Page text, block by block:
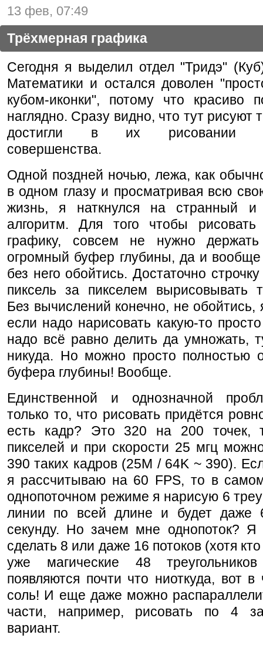
13 фев, 07:49
Трёхмерная графика
Сегодня я выделил отдел "Тридэ"
Математики и остался доволен
кубом-иконки", потому что красиво
наглядно. Сразу видно, что тут рисуют
достигли в их рисовании
совершенства.
Одной поздней ночью, лежа, как
в одном глазу и просматривая всю
жизнь, я наткнулся на странный и
алгоритм. Для того чтобы рисовать
графику, совсем не нужно
огромный буфер глубины, да и
без него обойтись. Достаточно
пиксель за пикселем вырисовывать
Без вычислений конечно, не обойтись,
если надо нарисовать какую-то просто
надо всё равно делить да умножать,
никуда. Но можно просто полностью
буфера глубины! Вообще.
Единственной и однозначной
только то, что рисовать придётся
есть кадр? Это 320 на 200 точек,
пикселей и при скорости 25 мгц
390 таких кадров (25М / 64K ~ 390).
я рассчитываю на 60 FPS, то в
однопоточном режиме я нарисую 6
линии по всей длине и будет даже
секунду. Но зачем мне однопоток? Я
сделать 8 или даже 16 потоков (хотя
уже магические 48
появляются почти что ниоткуда, вот
соль! И еще даже можно
части, например, рисовать по 4
вариант.